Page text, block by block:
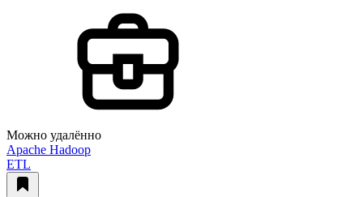
Можно удалённо
Apache Hadoop
ETL